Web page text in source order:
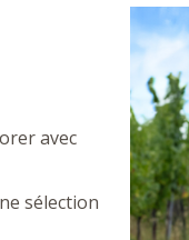
avec
sélection